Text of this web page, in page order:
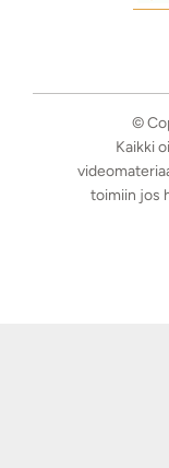
©
Kaikki
toimiin jos